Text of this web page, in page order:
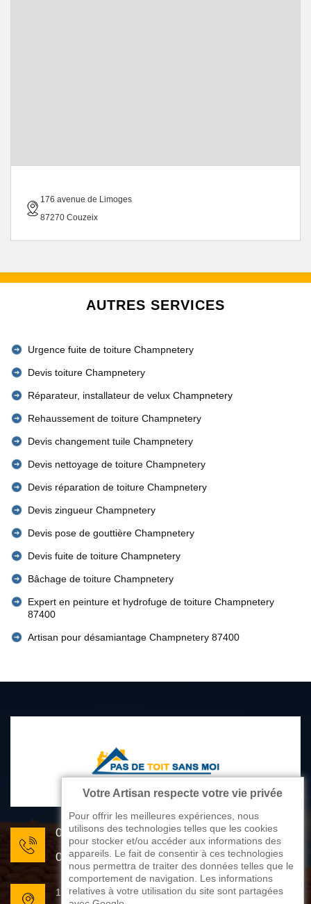
176 avenue de Limoges
87270 Couzeix
AUTRES SERVICES
Urgence fuite de toiture Champnetery
Devis toiture Champnetery
Réparateur, installateur de velux Champnetery
Rehaussement de toiture Champnetery
Devis changement tuile Champnetery
Devis nettoyage de toiture Champnetery
Devis réparation de toiture Champnetery
Devis zingueur Champnetery
Devis pose de gouttière Champnetery
Devis fuite de toiture Champnetery
Bâchage de toiture Champnetery
Expert en peinture et hydrofuge de toiture Champnetery
87400
Artisan pour désamiantage Champnetery 87400
05 33 06 22 81
07 80 33 28 62
176 avenue de Limoges
Votre Artisan respecte votre vie privée
Pour offrir les meilleures expériences, nous
utilisons des technologies telles que les cookies
pour stocker et/ou accéder aux informations des
appareils. Le fait de consentir à ces technologies
nous permettra de traiter des données telles que le
comportement de navigation. Les informations
relatives à votre utilisation du site sont partagées